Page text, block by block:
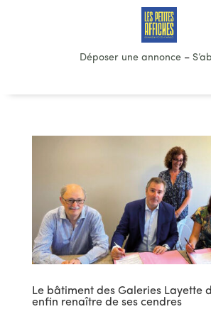
Déposer une annonce–
Le bâtiment des Galeries Layette
enfin renaître de ses cendres